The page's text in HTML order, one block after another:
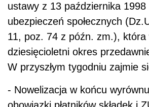
ustawy z 13 października
ubezpieczeń społecznych
11, poz. 74 z późn. zm.), która
dziesięcioletni okres
W przyszłym tygodniu zajmie
- Nowelizacja w końcu